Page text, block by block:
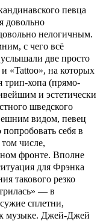
певца
довольно
нелогичным.
с чего всё
две просто
«Tattoo», на которых
трип-хопа (прямо-
и эстетически
шведского
видом, певец
себя в
числе,
фронте. Вполне
для Фрэнка
такового резко
— в
сплетни,
к музыке. Джей-Джей